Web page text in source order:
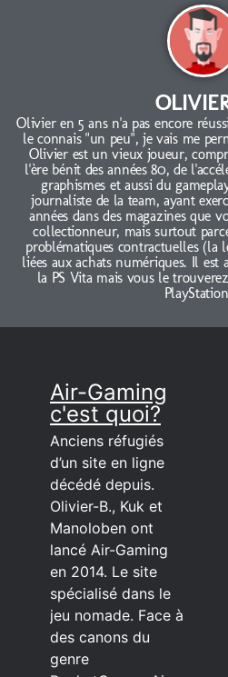
Olivier en 5 ans n'a pas encore
le connais "un peu", je vais me
Olivier est un vieux joueur,
l'ère bénit des années 80, de
graphismes et aussi du
journaliste de la team, ayant
années dans des magazines que
collectionneur, mais surtout
problématiques contractuelles (la
liées aux achats numériques. Il est
la PS Vita mais vous le
Air-Gaming
c'est quoi?
Anciens réfugiés
d’un site en ligne
décédé depuis.
Olivier-B., Kuk et
Manoloben ont
lancé Air-Gaming
en 2014. Le site
spécialisé dans le
jeu nomade. Face à
des canons du
genre